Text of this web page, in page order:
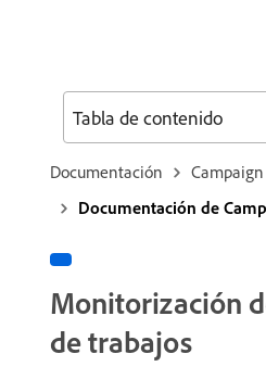
Documentación
Campaign
Documentación de
Monitorización
de trabajos
Tabla de contenido